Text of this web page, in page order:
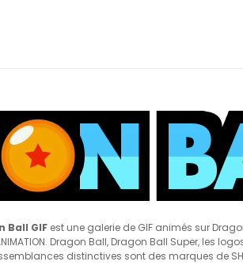
Ball GIFest une galerie de GIF animés sur
ANIMATION. Dragon Ball, Dragon Ball Super, les
distinctives sont des marques de